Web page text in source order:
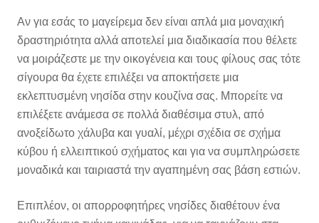
Αν για εσάς το μαγείρεμα δεν είναι απλά μια μοναχική
δραστηριότητα αλλά αποτελεί μια διαδικασία που θέλετε
να μοιράζεστε με την οικογένεια και τους φίλους σας τότε
σίγουρα θα έχετε επιλέξει να αποκτήσετε μια
εκλεπτυσμένη νησίδα στην κουζίνα σας. Μπορείτε να
επιλέξετε ανάμεσα σε πολλά διαθέσιμα στυλ, από
ανοξείδωτο χάλυβα και γυαλί, μέχρι σχέδια σε σχήμα
κύβου ή ελλειπτικού σχήματος και για να συμπληρώσετε
μοναδικά και ταιριαστά την αγαπημένη σας βάση εστιών.
Επιπλέον, οι απορροφητήρες νησίδες διαθέτουν ένα